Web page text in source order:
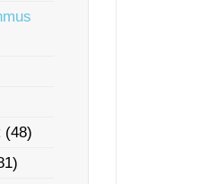
(48)